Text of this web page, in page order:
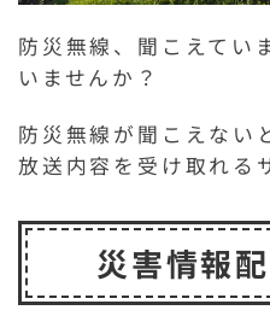
防災無線、聞こえてい
いませんか？
防災無線が聞こえない
放送内容を受け取れる
災害情報